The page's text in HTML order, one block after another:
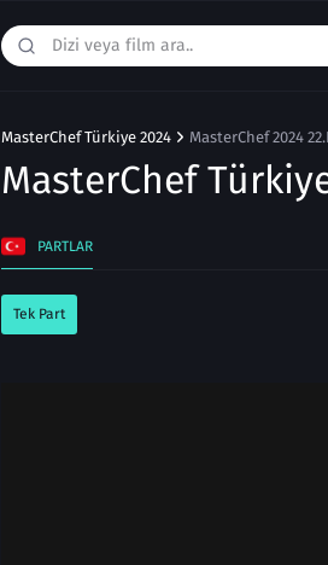
MasterChef Türkiye 2024 MasterChef 2024
MasterChef
PARTLAR
Tek Part